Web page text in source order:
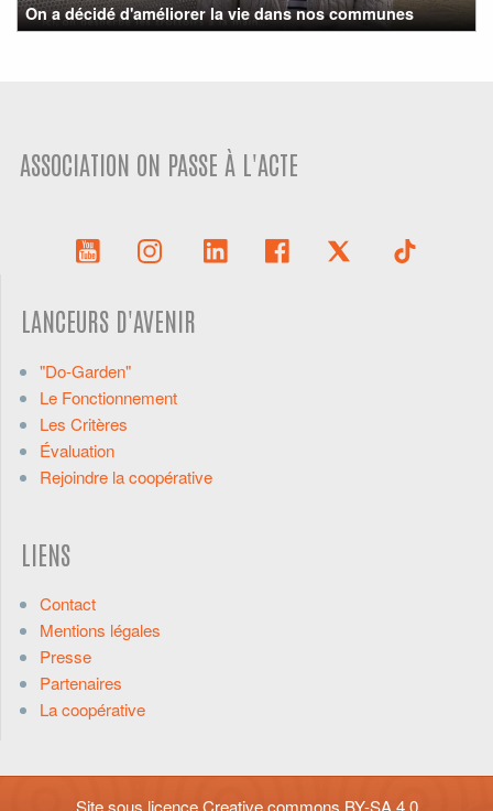
On a décidé d'améliorer la vie dans nos communes
ASSOCIATION ON PASSE À L'ACTE
LANCEURS D'AVENIR
"Do-Garden"
Le Fonctionnement
Les Critères
Évaluation
Rejoindre la coopérative
LIENS
Contact
Mentions légales
Presse
Partenaires
La coopérative
Site sous licenceCreative commons BY-SA 4.0